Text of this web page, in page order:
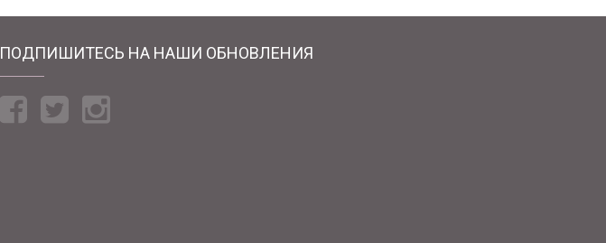
ПОДПИШИТЕСЬ НА НАШИ ОБНОВЛЕНИЯ